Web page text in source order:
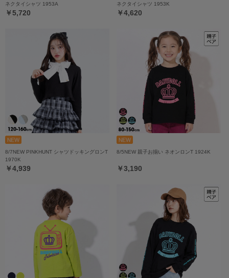
ネクタイシャツ 1953A
￥5,720
ネクタイシャツ 1953K
￥4,620
8/7NEW PINKHUNT シャツドッキングロンT
1970K
￥4,939
8/5NEW 親子お揃い ネオンロンT 1924K
￥3,190